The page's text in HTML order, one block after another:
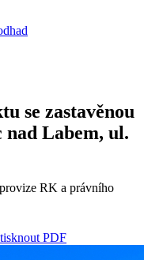
se zastavěnou
nad Labem, ul.
RK a právního
PDF